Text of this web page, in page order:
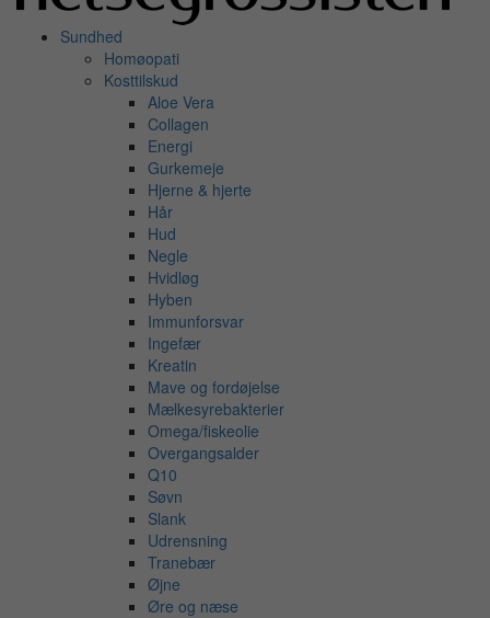
Sundhed
Homøopati
Kosttilskud
Aloe Vera
Collagen
Energi
Gurkemeje
Hjerne & hjerte
Hår
Hud
Negle
Hvidløg
Hyben
Immunforsvar
Ingefær
Kreatin
Mave og fordøjelse
Mælkesyrebakterier
Omega/fiskeolie
Overgangsalder
Q10
Søvn
Slank
Udrensning
Tranebær
Øjne
Øre og næse